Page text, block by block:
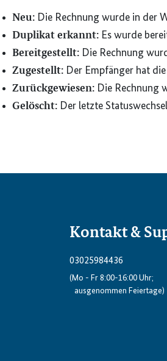
Neu: Die Rechnung wurde in der
Duplikat erkannt: Es wurde
Bereitgestellt: Die Rechnung
Zugestellt: Der Empfänger hat
Zurückgewiesen: Die Rechnung
Gelöscht: Der letzte
Kontakt &
03025984436
(Mo - Fr 8:00-16:00 Uhr;
ausgenommen Feiertage)